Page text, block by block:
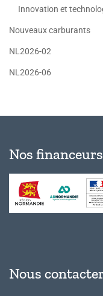
Innovation et
Nouveaux carburants
NL2026-02
NL2026-06
Nos financeurs
Nous